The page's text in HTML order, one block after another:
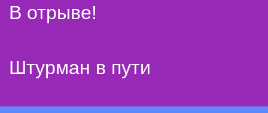
В отрыве!
Штурман в пути